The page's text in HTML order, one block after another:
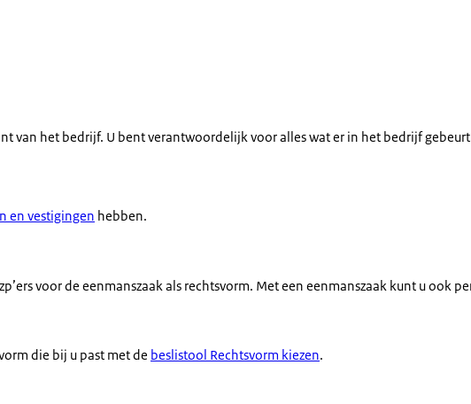
van het bedrijf. U bent verantwoordelijk voor alles wat er in het bedrijf
en vestigingen hebben.
voor de eenmanszaak als rechtsvorm. Met een eenmanszaak kunt u ook
die bij u past met de beslistool Rechtsvorm kiezen.